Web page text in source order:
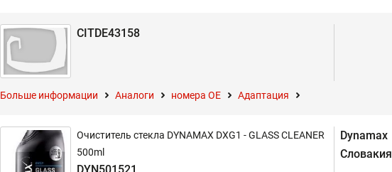
CITDE43158
Больше информации Аналоги номера ОЕ Адаптация
Очиститель стекла DYNAMAX DXG1 - GLASS CLEANER
500ml
Dynamax
Словакия